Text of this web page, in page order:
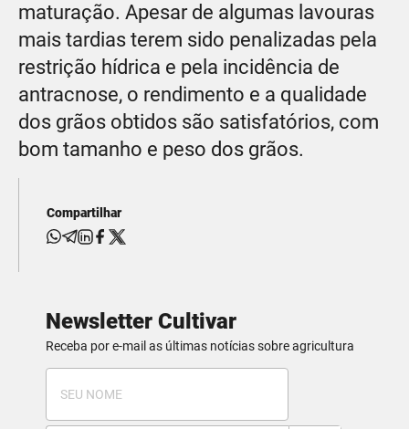
maturação. Apesar de algumas lavouras
mais tardias terem sido penalizadas pela
restrição hídrica e pela incidência de
antracnose, o rendimento e a qualidade
dos grãos obtidos são satisfatórios, com
bom tamanho e peso dos grãos.
Compartilhar
Newsletter Cultivar
Receba por e-mail as últimas notícias sobre agricultura